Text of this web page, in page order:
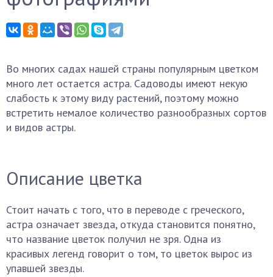
Во многих садах нашей страны популярным цветком
много лет остается астра. Садоводы имеют некую
слабость к этому виду растений, поэтому можно
встретить немалое количество разнообразных сортов
и видов астры.
Описание цветка
Стоит начать с того, что в переводе с греческого,
астра означает звезда, откуда становится понятно,
что название цветок получил не зря. Одна из
красивых легенд говорит о том, то цветок вырос из
упавшей звезды.